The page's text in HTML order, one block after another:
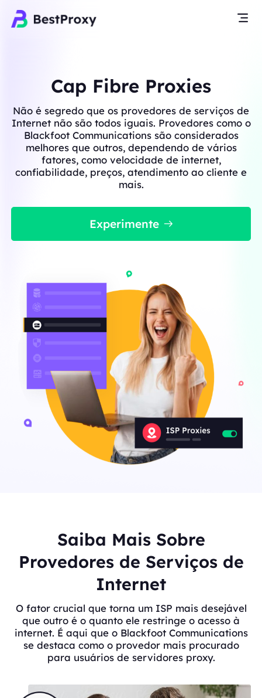
Cap Fibre Proxies
Não é segredo que os provedores de serviços de
Internet não são todos iguais. Provedores como o
Blackfoot Communications são considerados
melhores que outros, dependendo de vários
fatores, como velocidade de internet,
confiabilidade, preços, atendimento ao cliente e
mais.
Experimente
Saiba Mais Sobre
Provedores de Serviços de
Internet
O fator crucial que torna um ISP mais desejável
que outro é o quanto ele restringe o acesso à
internet. É aqui que o Blackfoot Communications
se destaca como o provedor mais procurado
para usuários de servidores proxy.